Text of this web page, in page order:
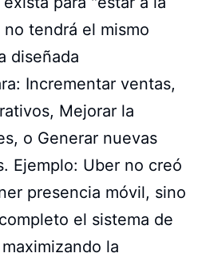
tendrá el mismo
diseñada
Incrementar ventas,
Mejorar la
o Generar nuevas
Ejemplo: Uber no creó
presencia móvil, sino
el sistema de
la